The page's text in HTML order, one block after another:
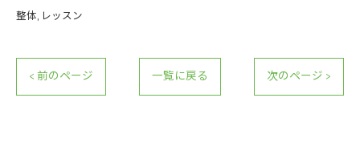
整体 レッスン
< 前のページ 一覧に戻る 次のページ >